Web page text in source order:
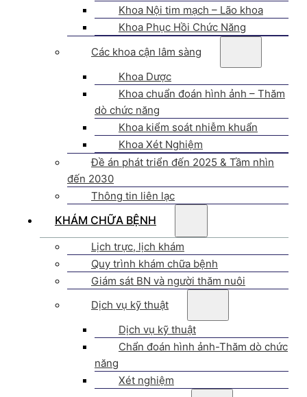
Khoa Nội tim mạch – Lão khoa
Khoa Phục Hồi Chức Năng
Các khoa cận lâm sàng
Khoa Dược
Khoa chuẩn đoán hình ảnh – Thăm
dò chức năng
Khoa kiểm soát nhiễm khuẩn
Khoa Xét Nghiệm
Đề án phát triển đến 2025 & Tầm nhìn
đến 2030
Thông tin liên lạc
KHÁM CHỮA BỆNH
Lịch trực, lịch khám
Quy trình khám chữa bệnh
Giám sát BN và người thăm nuôi
Dịch vụ kỹ thuật
Dịch vụ kỹ thuật
Chẩn đoán hình ảnh-Thăm dò chức
năng
Xét nghiệm